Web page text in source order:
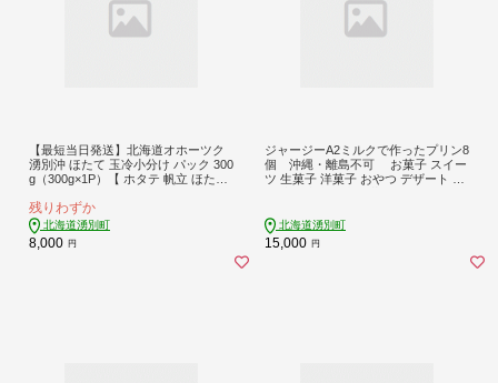
【最短当日発送】北海道オホーツク
湧別沖 ほたて 玉冷小分け パック 300
g（300g×1P）【 ホタテ 帆立 ほたて
介 魚介類 冷凍 北海道 湧別町 】
残りわずか
北海道湧別町
8,000 円
ジャージーA2ミルクで作ったプリン8
個 沖縄・離島不可 お菓子 スイー
ツ 生菓子 洋菓子 おやつ デザート 食
北海道湧別町
15,000 円